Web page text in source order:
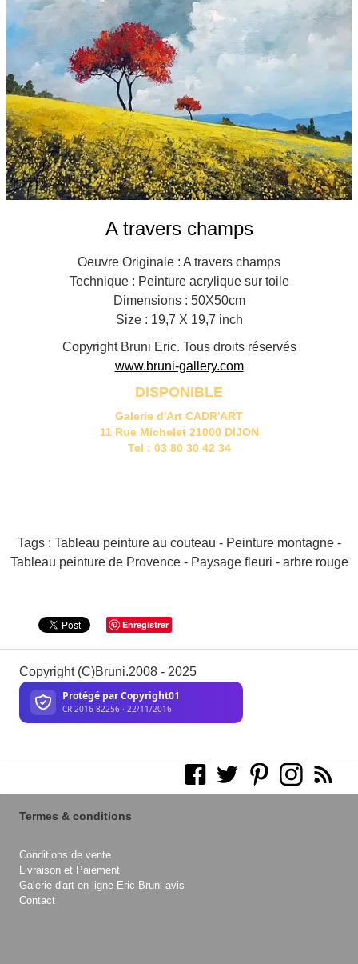
Contact
Newsletter
BLOG
Français
A travers champs
Oeuvre Originale : A travers champs
Technique : Peinture acrylique sur toile
Dimensions : 50X50cm
Size : 19,7 X 19,7 inch
Copyright Bruni Eric. Tous droits réservés
www.bruni-gallery.com
DISPONIBLE
Galerie d'Art CADR'ART
11 Rue Michelet 21000 DIJON
Tel : 03 80 30 42 34
Tags : Tableau peinture au couteau - Peinture montagne -
Tableau peinture de Provence - Paysage fleuri - arbre rouge
Enregistrer
Copyright (C)Bruni.2008 - 2025
Termes & conditions
Conditions de vente
Livraison et Paiement
Galerie d'art en ligne Eric Bruni avis
Contact